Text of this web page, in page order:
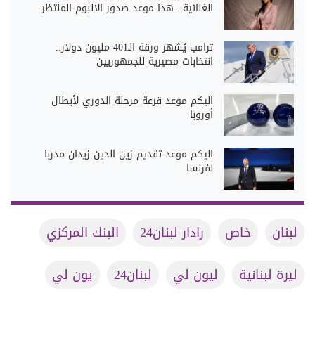
الغنائية.. هذا موعد صدور الالبوم المنتظر
ترامب يُشهر ورقة الـ401 مليون دولار..
انتخابات مصيرية للجمهوريين
اليكم موعد قرعة مرحلة الدوري لأبطال
أوروبا
اليكم موعد تقديم زين الدين زيدان مدربا
لفرنسا
لبنان خاص رادار لبنان24
البنك المركزي
ليرة لبنانية
ليون لي لبنان24 يون لي